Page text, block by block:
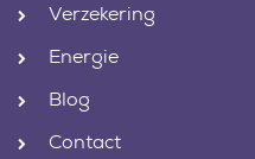
Verzekering
Energie
Blog
Contact